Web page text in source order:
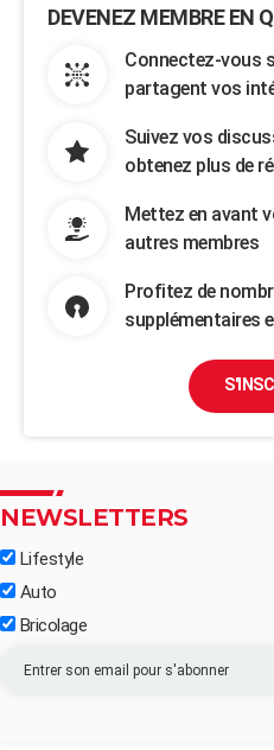
DEVENEZ MEMBRE EN
Connectez-vous
partagent vos
Suivez vos
obtenez plus de
Mettez en avant
autres membres
Profitez de
supplémentaires
NEWSLETTERS
Lifestyle
Auto
Bricolage